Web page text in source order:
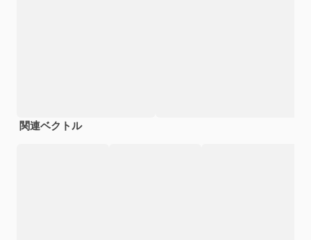
関連ベクトル